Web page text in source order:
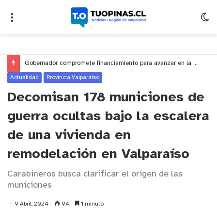
Gobernador compromete financiamiento para avanzar en la construcción del Puente Colón de Limache
Actualidad Provincia Valparaíso
Decomisan 178 municiones de
guerra ocultas bajo la escalera
de una vivienda en
remodelación en Valparaíso
Carabineros busca clarificar el origen de las
municiones
9 Abril, 2024 94 1 minuto